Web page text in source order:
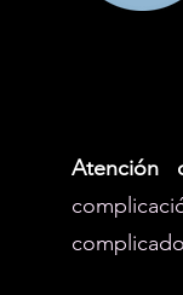
Atención